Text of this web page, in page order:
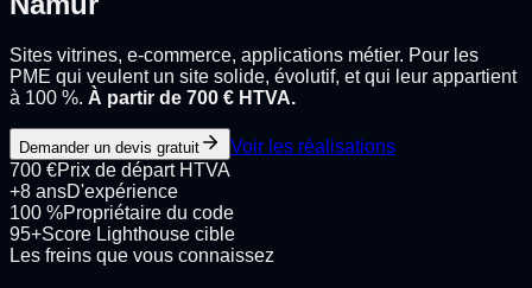
Sites vitrines, e-commerce, applications métier. Pour les
PME qui veulent un site solide, évolutif, et qui leur appartient
à 100 %. À partir de 700 € HTVA.
Demander un devis gratuit
Voir les réalisations
700 €Prix de départ HTVA
+8 ansD'expérience
100 %Propriétaire du code
95+Score Lighthouse cible
Les freins que vous connaissez